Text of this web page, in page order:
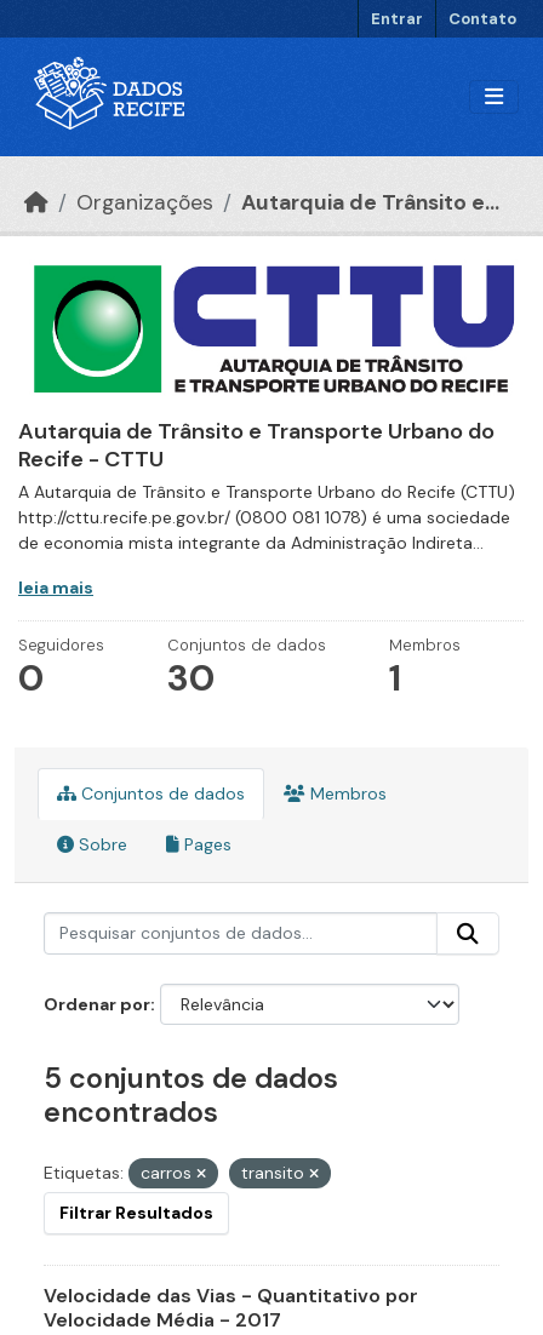
Entrar Contato
Organizações Autarquia de Trânsito e...
Autarquia de Trânsito e Transporte Urbano do
Recife - CTTU
A Autarquia de Trânsito e Transporte Urbano do Recife (CTTU)
http://cttu.recife.pe.gov.br/ (0800 081 1078) é uma sociedade
de economia mista integrante da Administração Indireta...
leia mais
Seguidores
0
Conjuntos de dados
30
Membros
1
Conjuntos de dados Membros
Sobre Pages
Ordenar por
5 conjuntos de dados
encontrados
Etiquetas: carros
transito
Filtrar Resultados
Velocidade das Vias - Quantitativo por
Velocidade Média - 2017